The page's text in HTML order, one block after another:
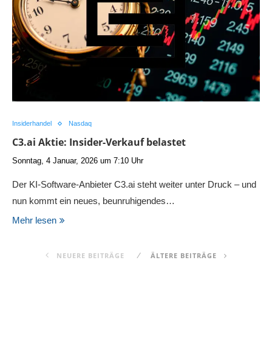
Insiderhandel Nasdaq
C3.ai Aktie: Insider-Verkauf belastet
Sonntag, 4 Januar, 2026 um 7:10 Uhr
Der KI-Software-Anbieter C3.ai steht weiter unter Druck – und
nun kommt ein neues, beunruhigendes…
Mehr lesen
NEUERE BEITRÄGE ÄLTERE BEITRÄGE